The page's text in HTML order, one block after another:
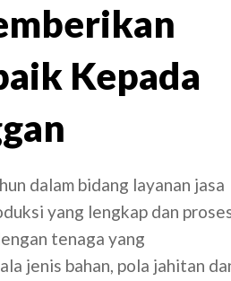
Kepada
dalam bidang layanan jasa
yang lengkap dan
tenaga yang
jenis bahan, pola jahitan